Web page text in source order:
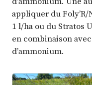
appliquer du
1 l/ha ou du Stratos
en combinaison
d’ammonium.